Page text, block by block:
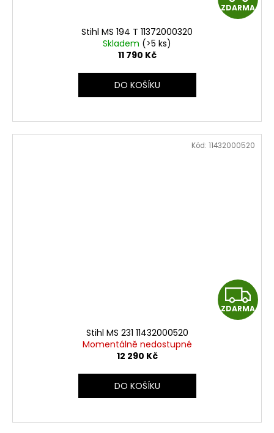
D
A
ZDARMA
Stihl MS 194 T 11372000320
Skladem (>5 ks)
11 790 Kč
DO KOŠÍKU
Z
D
A
ZDARMA
Stihl MS 231 11432000520
Momentálně nedostupné
12 290 Kč
DO KOŠÍKU
Kód: 11432000520